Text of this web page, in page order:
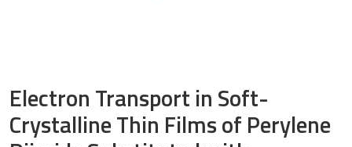
Electron Transport in Soft-
Crystalline Thin Films of Perylene